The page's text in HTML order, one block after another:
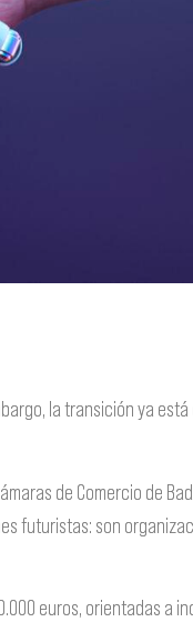
la transición ya
de Comercio de
futuristas: son
euros, orientadas a